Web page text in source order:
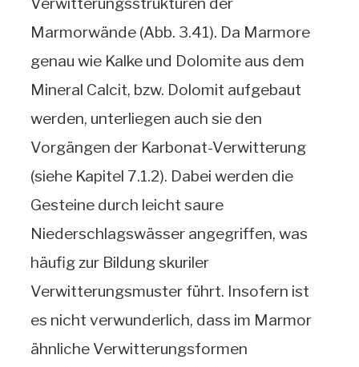
Marmorwände (Abb. 3.41). Da Marmore
genau wie Kalke und Dolomite aus dem
Mineral Calcit, bzw. Dolomit aufgebaut
werden, unterliegen auch sie den
Vorgängen der Karbonat-Verwitterung
(siehe Kapitel 7.1.2). Dabei werden die
Gesteine durch leicht saure
Niederschlagswässer angegriffen, was
häufig zur Bildung skuriler
Verwitterungsmuster führt. Insofern ist
es nicht verwunderlich, dass im Marmor
ähnliche Verwitterungsformen